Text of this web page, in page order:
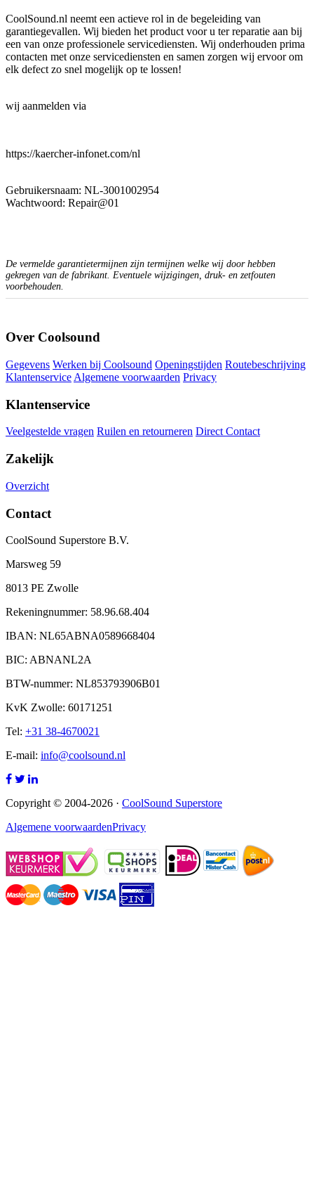
CoolSound.nl neemt een actieve rol in de begeleiding van
garantiegevallen. Wij bieden het product voor u ter reparatie aan bij
een van onze professionele servicediensten. Wij onderhouden prima
contacten met onze servicediensten en samen zorgen wij ervoor om
elk defect zo snel mogelijk op te lossen!
wij aanmelden via
https://kaercher-infonet.com/nl
Gebruikersnaam: NL-3001002954
Wachtwoord: Repair@01
De vermelde garantietermijnen zijn termijnen welke wij door hebben
gekregen van de fabrikant. Eventuele wijzigingen, druk- en zetfouten
voorbehouden.
Over Coolsound
Gegevens Werken bij Coolsound Openingstijden Routebeschrijving
Klantenservice Algemene voorwaarden Privacy
Klantenservice
Veelgestelde vragen Ruilen en retourneren Direct Contact
Zakelijk
Overzicht
Contact
CoolSound Superstore B.V.
Marsweg 59
8013 PE Zwolle
Rekeningnummer: 58.96.68.404
IBAN: NL65ABNA0589668404
BIC: ABNANL2A
BTW-nummer: NL853793906B01
KvK Zwolle: 60171251
Tel: +31 38-4670021
E-mail: info@coolsound.nl
Copyright © 2004-2026 · CoolSound Superstore
Algemene voorwaardenPrivacy